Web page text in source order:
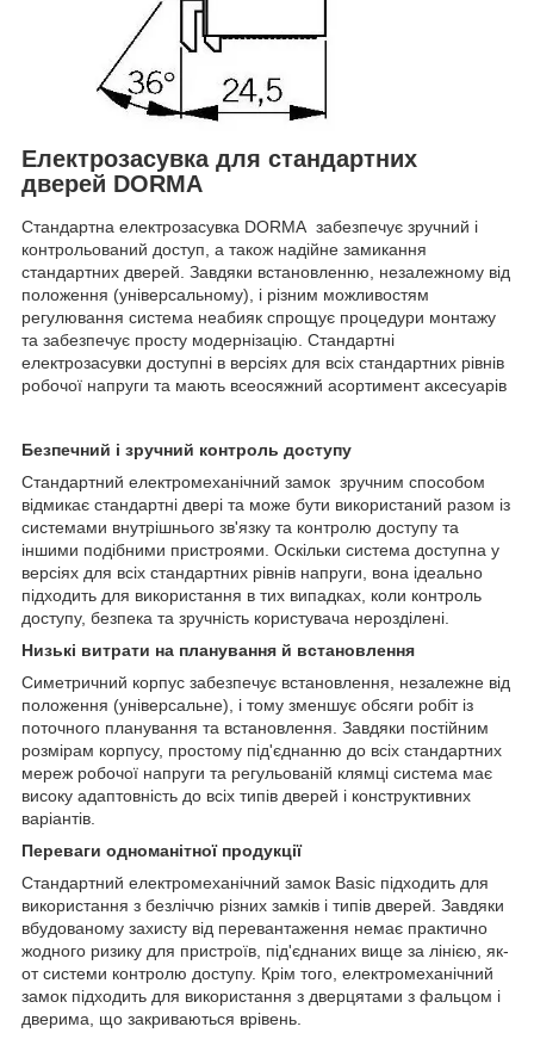
Електрозасувка для стандартних
дверей DORMA
Стандартна електрозасувка DORMA забезпечує зручний і
контрольований доступ, а також надійне замикання
стандартних дверей. Завдяки встановленню, незалежному від
положення (універсальному), і різним можливостям
регулювання система неабияк спрощує процедури монтажу
та забезпечує просту модернізацію. Стандартні
електрозасувки доступні в версіях для всіх стандартних рівнів
робочої напруги та мають всеосяжний асортимент аксесуарів
Безпечний і зручний контроль доступу
Стандартний електромеханічний замок зручним способом
відмикає стандартні двері та може бути використаний разом із
системами внутрішнього зв'язку та контролю доступу та
іншими подібними пристроями. Оскільки система доступна у
версіях для всіх стандартних рівнів напруги, вона ідеально
підходить для використання в тих випадках, коли контроль
доступу, безпека та зручність користувача нерозділені.
Низькі витрати на планування й встановлення
Симетричний корпус забезпечує встановлення, незалежне від
положення (універсальне), і тому зменшує обсяги робіт із
поточного планування та встановлення. Завдяки постійним
розмірам корпусу, простому під'єднанню до всіх стандартних
мереж робочої напруги та регульованій клямці система має
високу адаптовність до всіх типів дверей і конструктивних
варіантів.
Переваги одноманітної продукції
Стандартний електромеханічний замок Basic підходить для
використання з безліччю різних замків і типів дверей. Завдяки
вбудованому захисту від перевантаження немає практично
жодного ризику для пристроїв, під'єднаних вище за лінією, як-
от системи контролю доступу. Крім того, електромеханічний
замок підходить для використання з дверцятами з фальцом і
дверима, що закриваються врівень.